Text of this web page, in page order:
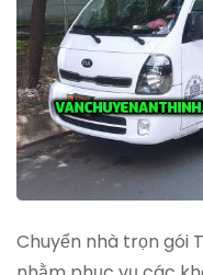
Chuyển nhà trọn gói